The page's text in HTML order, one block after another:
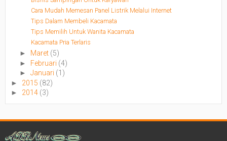
Cara Mudah Memesan Panel Listrik Melalui Internet
Tips Dalam Membeli Kacamata
Tips Memilih Untuk Wanita Kacamata
Kacamata Pria Terlaris
► Maret (5)
► Februari (4)
► Januari (1)
► 2015 (82)
► 2014 (3)